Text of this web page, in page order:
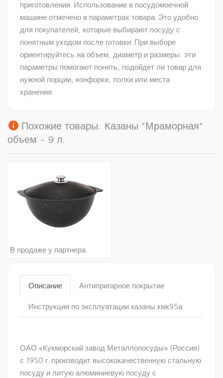
приготовления. Использование в посудомоечной
машине отмечено в параметрах товара. Это удобно
для покупателей, которые выбирают посуду с
понятным уходом после готовки. При выборе
ориентируйтесь на объем, диаметр и размеры: эти
параметры помогают понять, подойдет ли товар для
нужной порции, конфорки, полки или места
хранения.
info Похожие товары: Казаны "Мраморная"
объем - 9 л.
В продаже у партнера
Описание Антипригарное покрытие
Инструкция по эксплуатации казаны кмк95а
ОАО «Кукморский завод Металлопосуды» (Россия)
с 1950 г. производит высококачественную стальную
посуду и литую алюминиевую посуду с